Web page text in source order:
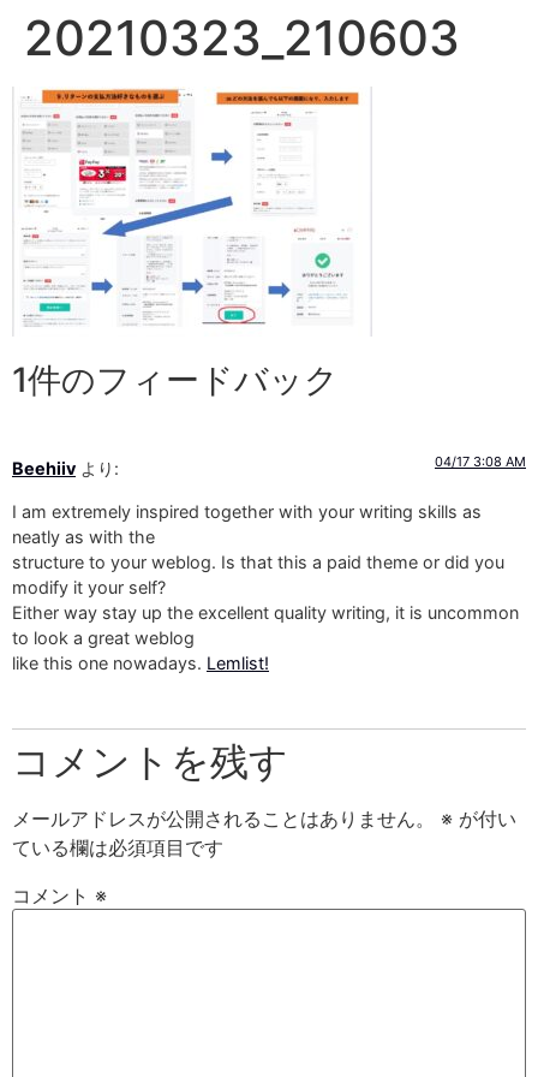
20210323_210603
1件のフィードバック
Beehiiv より: 04/17 3:08 AM
I am extremely inspired together with your writing skills as
neatly as with the
structure to your weblog. Is that this a paid theme or did you
modify it your self?
Either way stay up the excellent quality writing, it is uncommon
to look a great weblog
like this one nowadays. Lemlist!
コメントを残す
メールアドレスが公開されることはありません。 ※ が付い
ている欄は必須項目です
コメント ※